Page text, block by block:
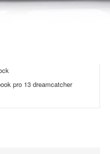
pro 13 dreamcatcher